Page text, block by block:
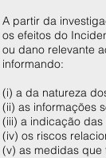
A partir da
os efeitos do
ou dano relevante
informando:
(i) a da natureza
(ii) as informações
(iii) a indicação
(iv) os riscos
(v) as medidas que